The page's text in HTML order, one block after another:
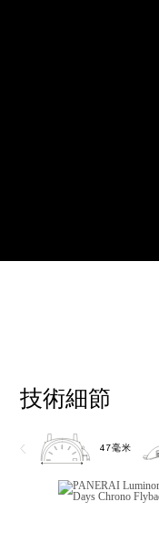
技術細節
47毫米